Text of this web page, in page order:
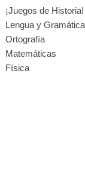
¡Juegos de Historia!
Lengua y
Ortografía
Matemáticas
Física